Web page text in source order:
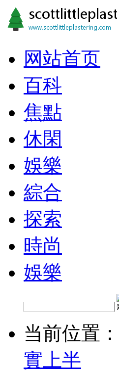
网站首页
百科
焦點
休閑
娛樂
綜合
探索
時尚
娛樂
当前位置：
實上半